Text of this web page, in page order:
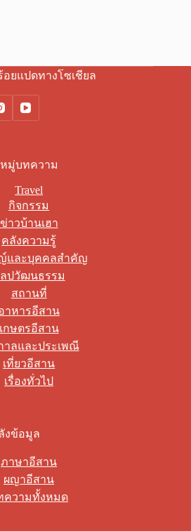
ยแปดทางโซเชียล
มู่บทความ
Travel
กิจกรรม
ข่าวบ้านเฮา
คลังความรู้
และบุคคลสำคัญ
ปวัฒนธรรม
สถานที่
าหารอีสาน
เกษตรอีสาน
าลและประเพณี
เที่ยวอีสาน
เรื่องทั่วไป
งข้อมูล
ภาษาอีสาน
ผญาอีสาน
ความทั้งหมด